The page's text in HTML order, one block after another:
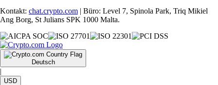
Kontakt: chat.crypto.com | Büro: Level 7, Spinola Park, Triq Mikiel
Ang Borg, St Julians SPK 1000 Malta.
Deutsch
|
USD